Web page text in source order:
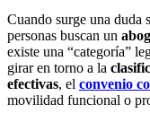
Cuando surge una duda
personas buscan un
existe una “categoría”
girar en torno a la
efectivas, el convenio
movilidad funcional o